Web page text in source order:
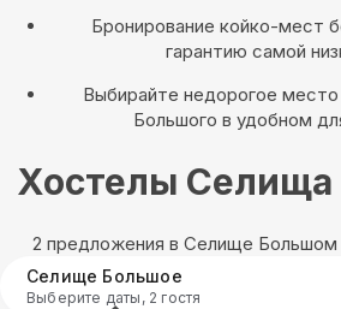
Бронирование койко-мест
гарантию самой
Выбирайте недорогое
Большого в удобном
Хостелы Селища
2 предложения в Селище Большом
Селище Большое
Выберите даты, 2 гостя